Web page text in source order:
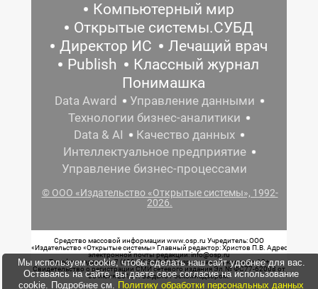
Компьютерный мир
Открытые системы.СУБД
Директор ИС
Лечащий врач
Publish
Классный журнал
Понимашка
Data Award
Управление данными
Технологии бизнес-аналитики
Data & AI
Качество данных
Интеллектуальное предприятие
Управление бизнес-процессами
© ООО «Издательство «Открытые системы», 1992-
2026.
Средство массовой информации www.osp.ru Учредитель: ООО
«Издательство «Открытые системы» Главный редактор: Христов П.В. Адрес
электронной почты редакции: info@osp.ru
Телефон редакции: 7 (499) 703-18-54 Возрастная маркировка: 12+
Свидетельство о регистрации СМИ сетевого издания Эл.№ ФС77-62008 от
05 июня 2015 г. выдано Роскомнадзором.
Мы используем cookie, чтобы сделать наш сайт удобнее для вас.
Оставаясь на сайте, вы даете свое согласие на использование
cookie. Подробнее см. Политику обработки персональных данных